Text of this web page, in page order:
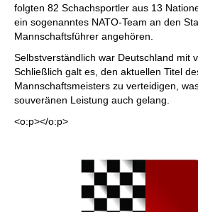
folgten 82 Schachsportler aus 13
ein sogenanntes NATO-Team an den
Mannschaftsführer angehören.
Selbstverständlich war Deutschland mit
Schließlich galt es, den aktuellen Titel
Mannschaftsmeisters zu verteidigen,
souveränen Leistung auch gelang.
<o:p></o:p>